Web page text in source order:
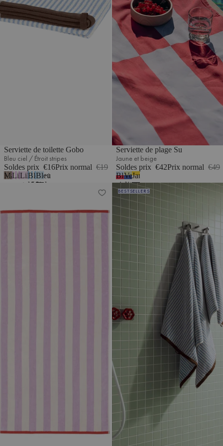
Serviette de toilette Gobo
Bleu ciel / Étroit stripes
Soldes prix €16Prix normal €19
Marron
Lilas
pastel/Large
Lilas
pastel
fines
Bleu
ciel
fines
Bleu
ciel
fines
1
Serviette de plage Su
Jaune et beige
Soldes prix €42Prix normal €49
Bleu
ciel
&
Rouge
Vert
citron
et
bleu
Jaune
et
beige
Serviette de bain Gobo
BESTSELLERS